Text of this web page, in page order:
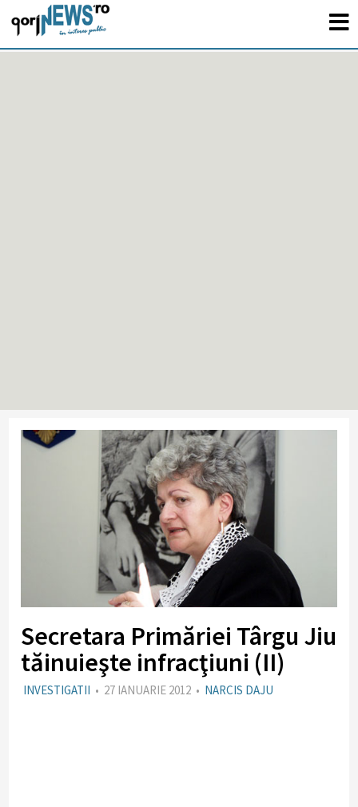
Secretara Primăriei Târgu Jiu
tăinuieşte infracţiuni (II)
INVESTIGATII • 27 IANUARIE 2012 • NARCIS DAJU